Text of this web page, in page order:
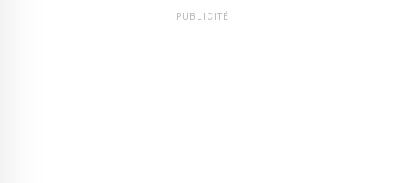
PUBLICITÉ